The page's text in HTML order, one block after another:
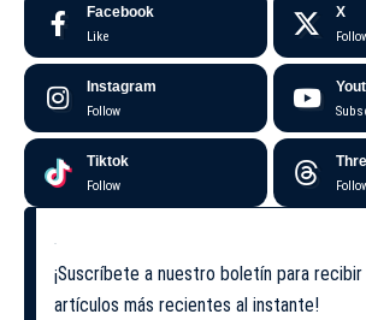
Facebook
Like
X
Instagram
Follow
Tiktok
Follow
¡Suscríbete a nuestro boletín para
artículos más recientes al instante!